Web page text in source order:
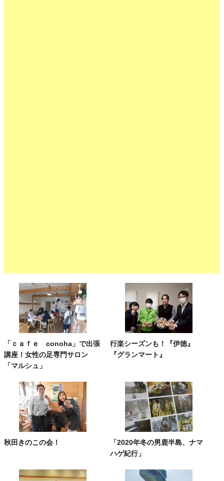
「ｃａｆｅ conoha」で出張
講座！女性の足専門サロン
「マルシュ」
行楽シーズンも！『伊徳』
『グランマート』
秋田きのこの会！
「2020年冬の男鹿半島、ナマ
ハゲ紀行」